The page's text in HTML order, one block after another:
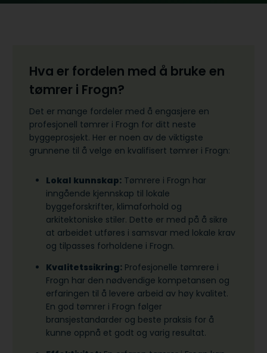
Hva er fordelen med å bruke en
tømrer i Frogn?
Det er mange fordeler med å engasjere en
profesjonell tømrer i Frogn for ditt neste
byggeprosjekt. Her er noen av de viktigste
grunnene til å velge en kvalifisert tømrer i Frogn:
Lokal kunnskap: Tømrere i Frogn har
inngående kjennskap til lokale
byggeforskrifter, klimaforhold og
arkitektoniske stiler. Dette er med på å sikre
at arbeidet utføres i samsvar med lokale krav
og tilpasses forholdene i Frogn.
Kvalitetssikring: Profesjonelle tømrere i
Frogn har den nødvendige kompetansen og
erfaringen til å levere arbeid av høy kvalitet.
En god tømrer i Frogn følger
bransjestandarder og beste praksis for å
kunne oppnå et godt og varig resultat.